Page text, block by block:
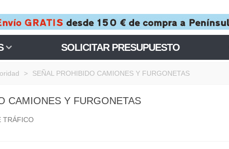
SOLICITAR PRESUPUESTO
> SEÑAL PROHIBIDO CAMIONES Y FURGONETAS
CAMIONES Y FURGONETAS
TRÁFICO